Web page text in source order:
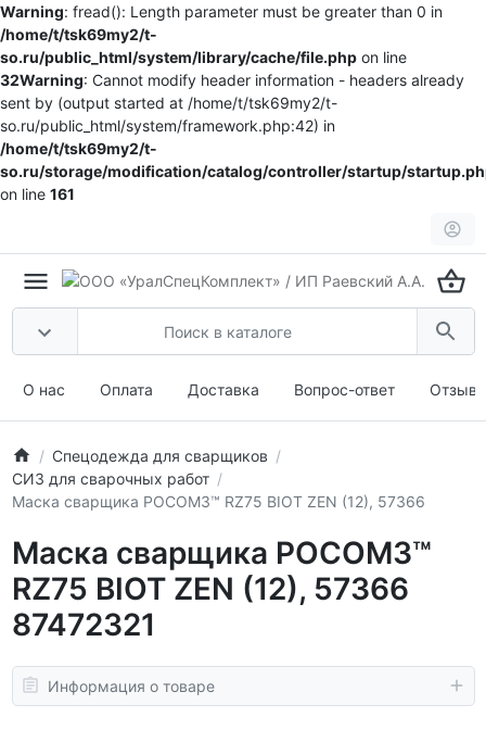
Warning: fread(): Length parameter must be greater than 0 in
/home/t/tsk69my2/t-
so.ru/public_html/system/library/cache/file.php on line
32Warning: Cannot modify header information - headers already
sent by (output started at /home/t/tsk69my2/t-
so.ru/public_html/system/framework.php:42) in
/home/t/tsk69my2/t-
so.ru/storage/modification/catalog/controller/startup/
on line 161
О нас Оплата Доставка Вопрос-ответ
Спецодежда для сварщиков
СИЗ для сварочных работ
Маска сварщика РОСОМЗ™ RZ75 BIOT ZEN (12), 57366
Маска сварщика РОСОМЗ™
RZ75 BIOT ZEN (12), 57366
87472321
Информация о товаре